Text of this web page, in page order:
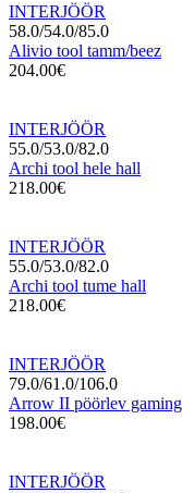
INTERJÖÖR
58.0/54.0/85.0
Alivio tool tamm/beez
204.00€
INTERJÖÖR
55.0/53.0/82.0
Archi tool hele hall
218.00€
INTERJÖÖR
55.0/53.0/82.0
Archi tool tume hall
218.00€
INTERJÖÖR
79.0/61.0/106.0
Arrow II pöörlev
198.00€
INTERJÖÖR